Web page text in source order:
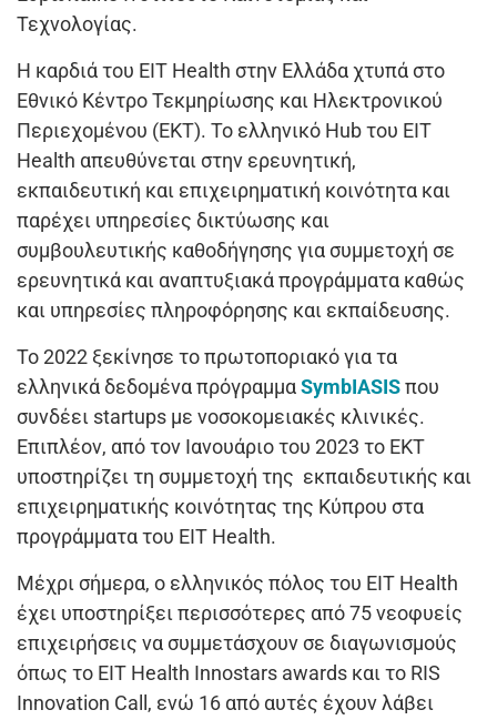
Τεχνολογίας.
Η καρδιά του EIT Health στην Ελλάδα χτυπά στο
Εθνικό Κέντρο Τεκμηρίωσης και Ηλεκτρονικού
Περιεχομένου (ΕΚΤ). Το ελληνικό Hub του EIT
Health απευθύνεται στην ερευνητική,
εκπαιδευτική και επιχειρηματική κοινότητα και
παρέχει υπηρεσίες δικτύωσης και
συμβουλευτικής καθοδήγησης για συμμετοχή σε
ερευνητικά και αναπτυξιακά προγράμματα καθώς
και υπηρεσίες πληροφόρησης και εκπαίδευσης.
Το 2022 ξεκίνησε το πρωτοποριακό για τα
ελληνικά δεδομένα πρόγραμμαSymbIASISπου
συνδέει startups με νοσοκομειακές κλινικές.
Επιπλέον, από τον Ιανουάριο του 2023 το ΕΚΤ
υποστηρίζει τη συμμετοχή της εκπαιδευτικής και
επιχειρηματικής κοινότητας της Κύπρου στα
προγράμματα του EIT Health.
Μέχρι σήμερα, ο ελληνικός πόλος του EIT Health
έχει υποστηρίξει περισσότερες από 75 νεοφυείς
επιχειρήσεις να συμμετάσχουν σε διαγωνισμούς
όπως το EIT Health Innostars awards και το RIS
Innovation Call, ενώ 16 από αυτές έχουν λάβει